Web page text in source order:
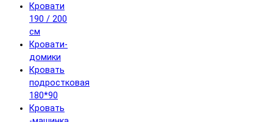
Кровати
190 / 200
см
Кровати-
домики
Кровать
подростковая
180*90
Кровать